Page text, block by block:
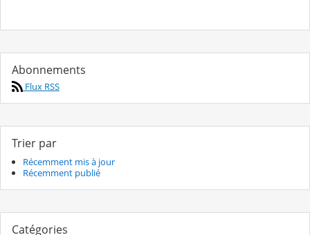
Abonnements
Flux RSS
Trier par
Récemment mis à jour
Récemment publié
Catégories